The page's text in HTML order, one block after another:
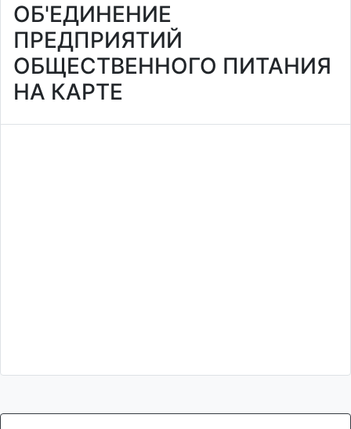
ОБ'ЕДИНЕНИЕ
ПРЕДПРИЯТИЙ
ОБЩЕСТВЕННОГО ПИТАНИЯ
НА КАРТЕ